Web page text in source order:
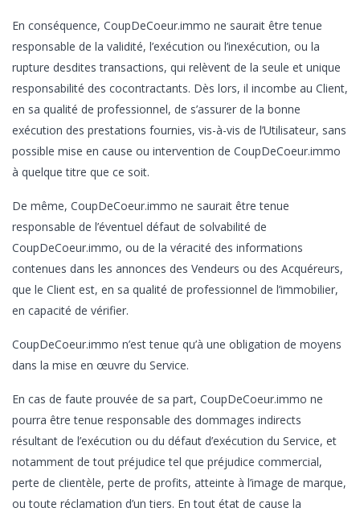
En conséquence, CoupDeCoeur.immo ne saurait être tenue
responsable de la validité, l’exécution ou l’inexécution, ou la
rupture desdites transactions, qui relèvent de la seule et unique
responsabilité des cocontractants. Dès lors, il incombe au Client,
en sa qualité de professionnel, de s’assurer de la bonne
exécution des prestations fournies, vis-à-vis de l’Utilisateur, sans
possible mise en cause ou intervention de CoupDeCoeur.immo
à quelque titre que ce soit.
De même, CoupDeCoeur.immo ne saurait être tenue
responsable de l’éventuel défaut de solvabilité de
CoupDeCoeur.immo, ou de la véracité des informations
contenues dans les annonces des Vendeurs ou des Acquéreurs,
que le Client est, en sa qualité de professionnel de l’immobilier,
en capacité de vérifier.
CoupDeCoeur.immo n’est tenue qu’à une obligation de moyens
dans la mise en œuvre du Service.
En cas de faute prouvée de sa part, CoupDeCoeur.immo ne
pourra être tenue responsable des dommages indirects
résultant de l’exécution ou du défaut d’exécution du Service, et
notamment de tout préjudice tel que préjudice commercial,
perte de clientèle, perte de profits, atteinte à l’image de marque,
ou toute réclamation d’un tiers. En tout état de cause la